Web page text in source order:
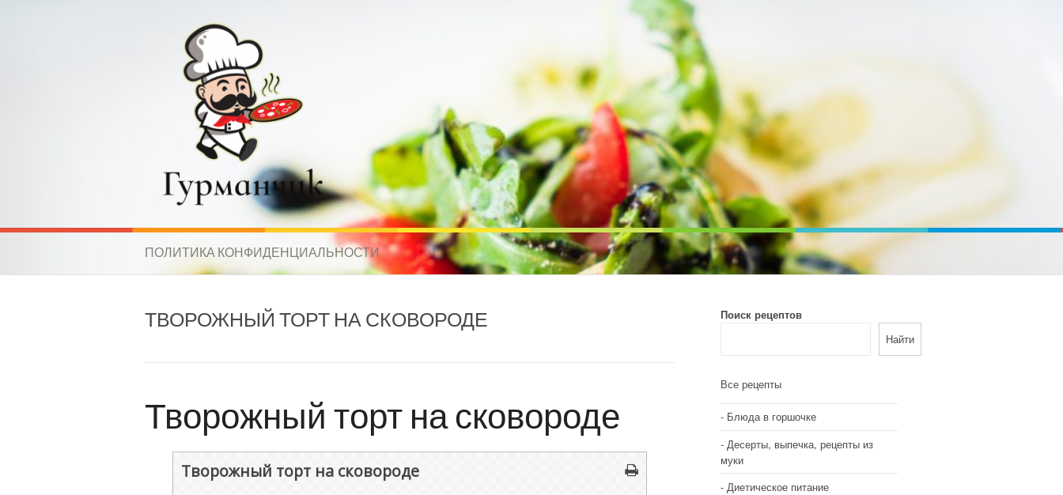
Гурманчик — вкусные рецепты для всех
РЕЦЕПТЫ ДЛЯ ВСЕХ. КУХНИ НАРОДОВ МИРА. РЕЦЕПТЫ ДЛЯ МУЛЬТИВАРКИ. РЕЦЕПТЫ ДЛЯ МИКРОВОЛНОВОЙ ПЕЧИ. ДИЕТИЧЕСКОЕ ПИТАНИЕ
ПОЛИТИКА КОНФИДЕНЦИАЛЬНОСТИ
ТВОРОЖНЫЙ ТОРТ НА СКОВОРОДЕ
Творожный торт на сковороде
Творожный торт на сковороде
Поиск рецептов
Найти
Все рецепты
Блюда в горшочке
Десерты, выпечка, рецепты из
муки
Диетическое питание